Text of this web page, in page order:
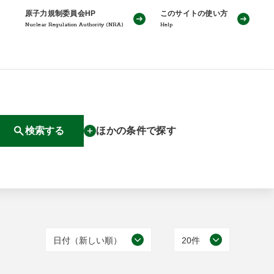
原子力規制委員会HP
Nuclear Regulation Authority (NRA)
このサイトの使い方
Help
検索する ほかの条件で探す
日付（新しい順） 20件